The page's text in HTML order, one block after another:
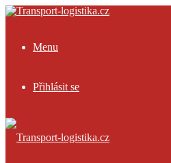
Menu
Přihlásit se